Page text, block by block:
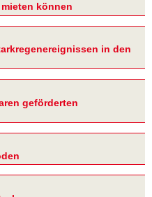
können
in den
geförderten